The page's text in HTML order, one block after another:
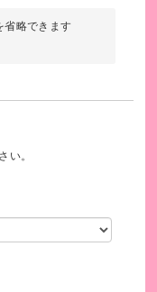
こちらまでご連絡下
省略できます
い。